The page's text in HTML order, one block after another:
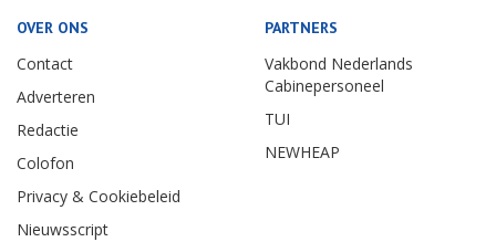
OVER ONS
Contact
Adverteren
Redactie
Colofon
Privacy & Cookiebeleid
Nieuwsscript
PARTNERS
Vakbond Nederlands
Cabinepersoneel
TUI
NEWHEAP